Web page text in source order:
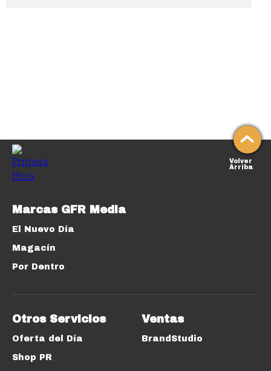
Volver
Arriba
Marcas GFR Media
El Nuevo Día
Magacín
Por Dentro
Otros Servicios
Oferta del Día
Shop PR
Ventas
BrandStudio